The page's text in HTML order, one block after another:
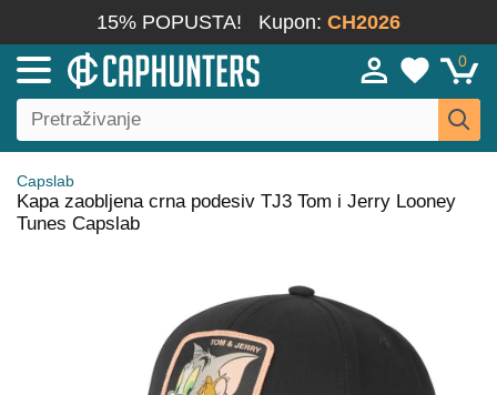
15% POPUSTA! Kupon: CH2026
0
Capslab
Kapa zaobljena crna podesiv TJ3 Tom i Jerry Looney
Tunes Capslab